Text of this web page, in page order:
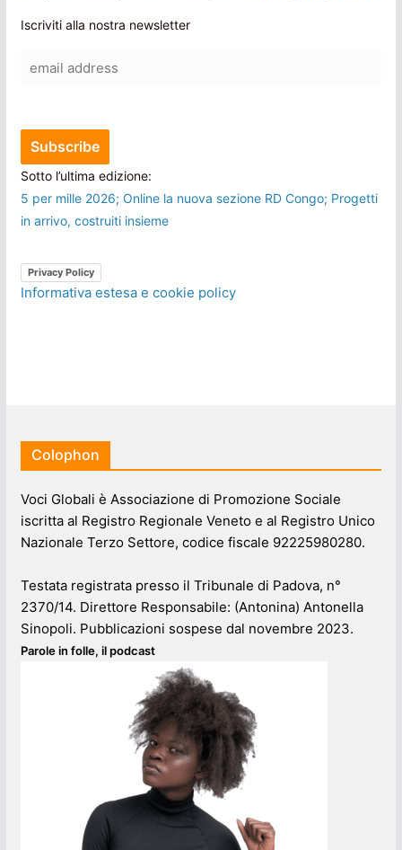
Iscriviti alla nostra newsletter
Sotto l’ultima edizione:
5 per mille 2026; Online la nuova sezione RD Congo; Progetti
in arrivo, costruiti insieme
Privacy Policy
Informativa estesa e cookie policy
Colophon
Voci Globali è Associazione di Promozione Sociale
iscritta al Registro Regionale Veneto e al Registro Unico
Nazionale Terzo Settore, codice fiscale 92225980280.
Testata registrata presso il Tribunale di Padova, n°
2370/14. Direttore Responsabile: (Antonina) Antonella
Sinopoli. Pubblicazioni sospese dal novembre 2023.
Parole in folle, il podcast